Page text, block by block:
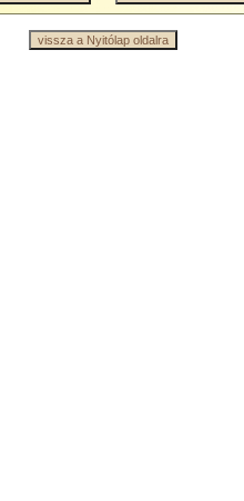
vissza a Nyitólap oldalra